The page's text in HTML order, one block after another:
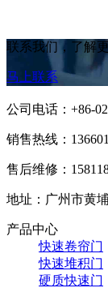
联系我们，了解
马上联系
公司电话：+86-
销售热线：
售后维修：
地址：广州市黄
产品中心
快速卷帘门
快速堆积门
硬质快速门